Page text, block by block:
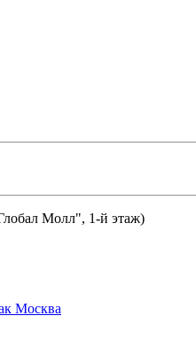
Молл", 1-й этаж)